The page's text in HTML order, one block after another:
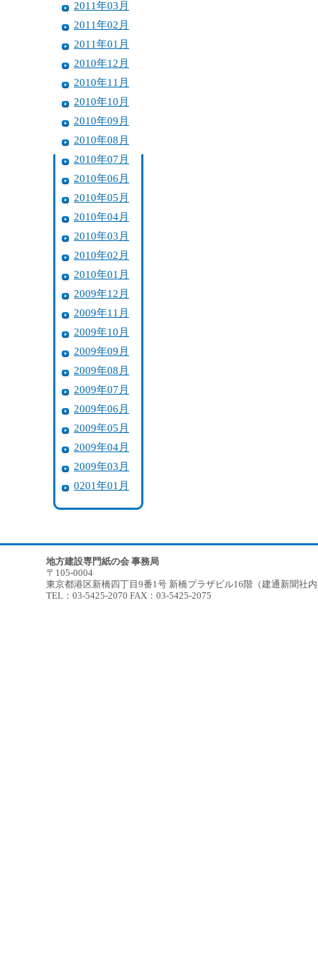
2011年03月
2011年02月
2011年01月
2010年12月
2010年11月
2010年10月
2010年09月
2010年08月
2010年07月
2010年06月
2010年05月
2010年04月
2010年03月
2010年02月
2010年01月
2009年12月
2009年11月
2009年10月
2009年09月
2009年08月
2009年07月
2009年06月
2009年05月
2009年04月
2009年03月
0201年01月
地方建設専門紙の会 事務局
〒105-0004
東京都港区新橋四丁目9番1号 新橋プラザビル16階（建通新聞社
TEL：03-5425-2070 FAX：03-5425-2075